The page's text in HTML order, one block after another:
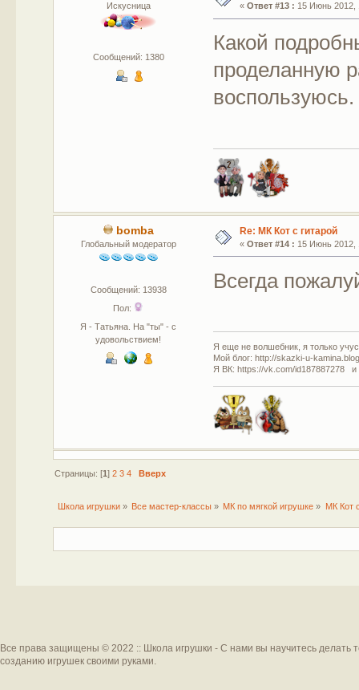
Искусница
Сообщений: 1380
« Ответ #13 : 15 Июнь 2012,
Какой
проделанную
воспользуюсь.
bomba
Глобальный модератор
Сообщений: 13938
Пол:
Я - Татьяна. На "ты" - с
удовольствием!
Re: МК Кот с гитарой
« Ответ #14 : 15 Июнь 2012,
Всегда
Я еще не волшебник, я только
Мой блог: http://skazki-u-
Я ВК: https://vk.com/id187887278 и
Страницы: [1] 2 3 4 Вверх
Школа игрушки» Все мастер-классы » МК по мягкой игрушке » МК Кот
Все права защищены © 2022 :: Школа игрушки - С нами вы научитесь делать
созданию игрушек своими руками.